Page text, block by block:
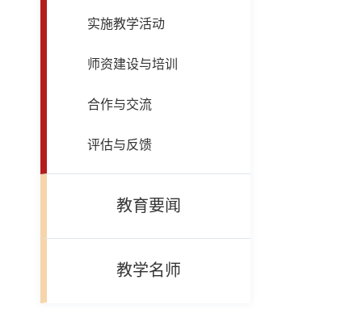
实施教学活动
师资建设与培训
合作与交流
评估与反馈
教育要闻
教学名师